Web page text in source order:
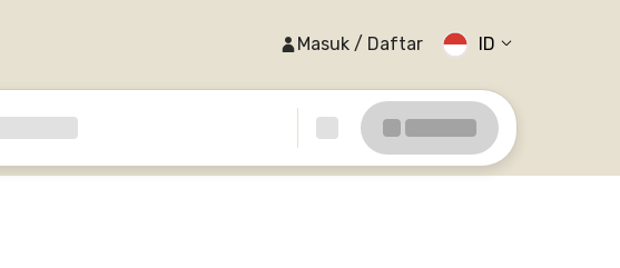
Masuk / Daftar ID